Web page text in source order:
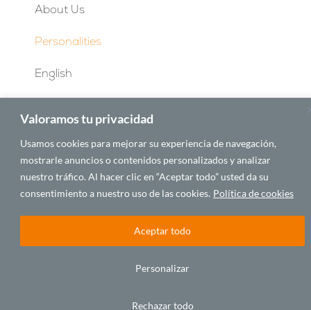
Valoramos tu privacidad
Usamos cookies para mejorar su experiencia de navegación,
mostrarle anuncios o contenidos personalizados y analizar
nuestro tráfico. Al hacer clic en “Aceptar todo” usted da su
consentimiento a nuestro uso de las cookies. Política de cookies
Personalizar
Rechazar todo
Aceptar todo
About Us
Personalities
English
Español English Français Português
BY LAWA